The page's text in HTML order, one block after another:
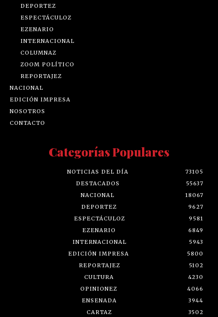
DEPORTEZ
ESPECTÁCULOZ
EZENARIO
INTERNACIONAL
COLUMNAZ
ZOOM POLÍTICO
REPORTAJEZ
NACIONAL
EDICIÓN IMPRESA
NOSOTROS
CONTACTO
Categorías Populares
NOTICIAS DEL DÍA
73105
DESTACADOS
55637
NACIONAL
18067
DEPORTEZ
9627
ESPECTÁCULOZ
9581
EZENARIO
6849
INTERNACIONAL
5943
EDICIÓN IMPRESA
5800
REPORTAJEZ
5102
CULTURA
4230
OPINIONEZ
4066
ENSENADA
3944
CARTAZ
3502